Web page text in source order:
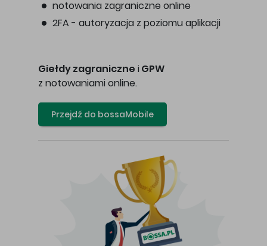
notowania zagraniczne online
2FA - autoryzacja z poziomu aplikacji
Giełdy zagraniczne i GPW
z notowaniami online.
Przejdź do bossaMobile